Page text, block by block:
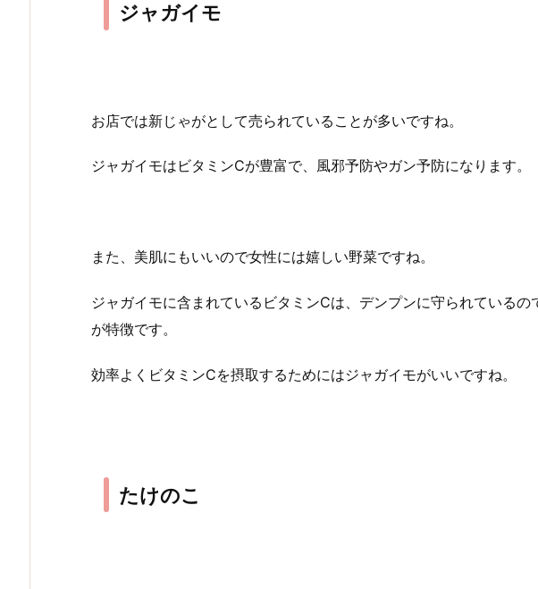
ジャガイモ
お店では新じゃがとして売られていることが多いですね。
ジャガイモはビタミンCが豊富で、風邪予防やガン予防になります。
また、美肌にもいいので女性には嬉しい野菜ですね。
ジャガイモに含まれているビタミンCは、デンプンに守られている
が特徴です。
効率よくビタミンCを摂取するためにはジャガイモがいいですね。
たけのこ